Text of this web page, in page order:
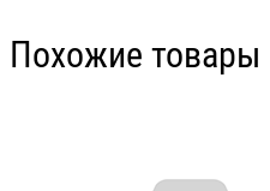
Похожие товары